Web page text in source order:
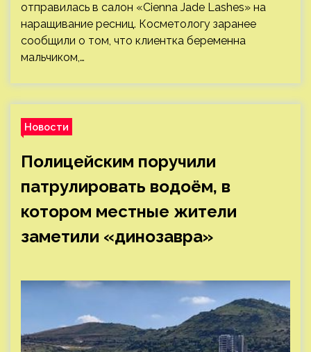
отправилась в салон «Cienna Jade Lashes» на
наращивание ресниц. Косметологу заранее
сообщили о том, что клиентка беременна
мальчиком,…
Новости
Полицейским поручили
патрулировать водоём, в
котором местные жители
заметили «динозавра»